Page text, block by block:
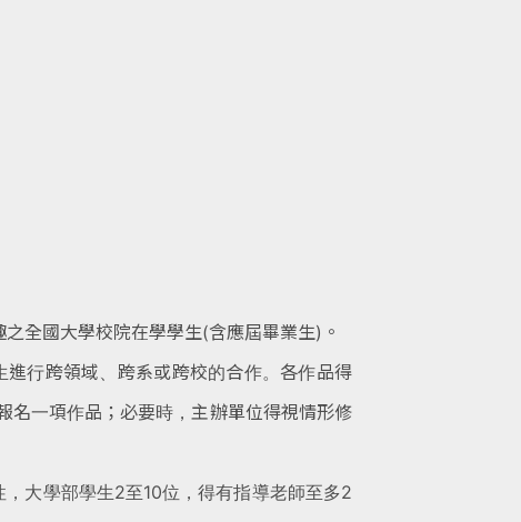
全國大學校院在學學生(含應屆畢業生)。
進行跨領域、跨系或跨校的合作。各作品得
名一項作品；必要時，主辦單位得視情形修
，大學部學生2至10位，得有指導老師至多2